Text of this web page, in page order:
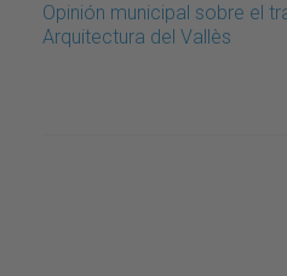
Opinión municipal sobre el
Arquitectura del Vallès